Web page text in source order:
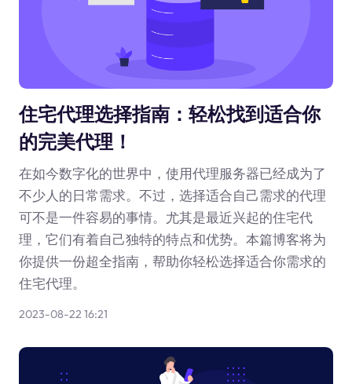
住宅代理选择指南：轻松找到适合你
的完美代理！
在如今数字化的世界中，使用代理服务器已经成为了
不少人的日常需求。不过，选择适合自己需求的代理
可不是一件容易的事情。尤其是最近兴起的住宅代
理，它们有着自己独特的特点和优势。本篇博客将为
你提供一份超全指南，帮助你轻松选择适合你需求的
住宅代理。
2023-08-22 16:21